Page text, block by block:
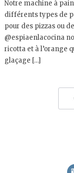
Notre machine à
différents types de
pour des pizzas ou
@espiaenlacocina
ricotta et à l’orange
glaçage […]